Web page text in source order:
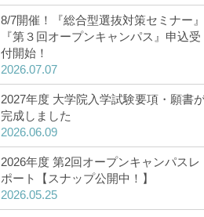
（12
サークル一覧
3D&360°バーチャルツアー
キャンパスカレンダー
HOKUSEI Movie
一人暮らしガイド
8/7開催！『総合型選抜対策セミナー』
『第３回オープンキャンパス』申込受
付開始！
2026.07.07
2027年度 大学院入学試験要項・願書
完成しました
2026.06.09
2026年度 第2回オープンキャンパスレ
ポート【スナップ公開中！】
2026.05.25